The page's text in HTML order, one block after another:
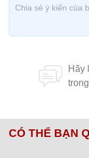
CÓ THỂ BẠN